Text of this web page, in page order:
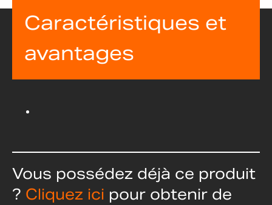
Caractéristiques et
avantages
Vous possédez déjà ce produit
? Cliquez ici pour obtenir de